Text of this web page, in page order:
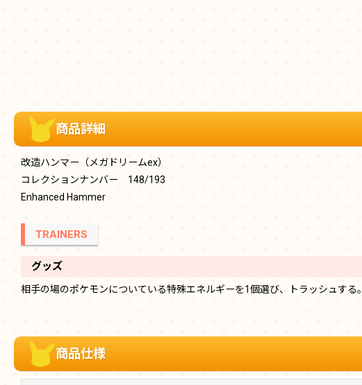
商品詳細
改造ハンマー（メガドリームex）
コレクションナンバー 148/193
Enhanced Hammer
TRAINERS
グッズ
相手の場のポケモンについている特殊エネルギーを1個選び、トラッシュする。
商品仕様